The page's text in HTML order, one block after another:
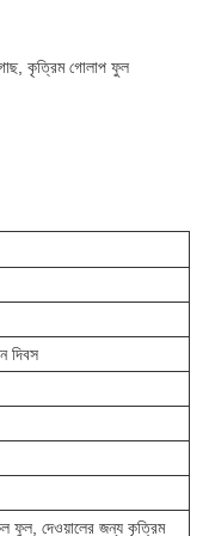
গাছ, কৃত্রিম গোলাপ ফুল
দিবস
ফুল, দেওয়ালের জন্য কৃত্রিম